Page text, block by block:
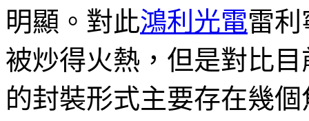
明顯。對此鴻利光電雷利
被炒得火熱，但是對比
的封裝形式主要存在幾